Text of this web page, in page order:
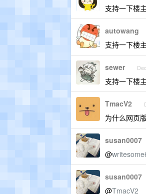
支持一下楼
autowang
支持一下楼
sewer
支持一下楼
TmacV2
为什么网页
susan0007
@
susan0007
@TmacV2